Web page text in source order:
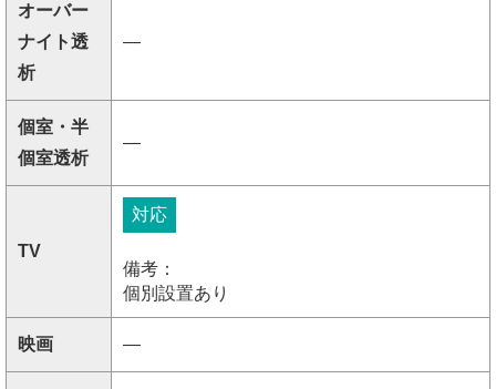
オーバー
ナイト透
析
―
個室・半
個室透析
―
TV
対応
備考：
個別設置あり
映画 ―